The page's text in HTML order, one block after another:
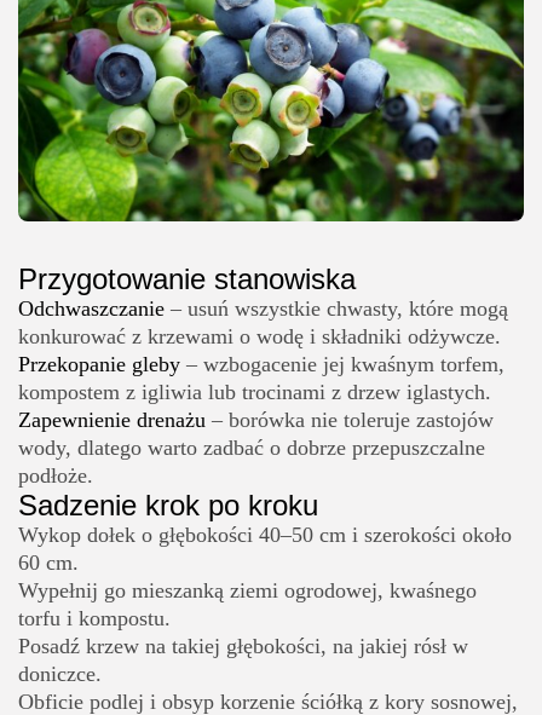
Przygotowanie stanowiska
Odchwaszczanie – usuń wszystkie chwasty, które mogą
konkurować z krzewami o wodę i składniki odżywcze.
Przekopanie gleby – wzbogacenie jej kwaśnym torfem,
kompostem z igliwia lub trocinami z drzew iglastych.
Zapewnienie drenażu – borówka nie toleruje zastojów
wody, dlatego warto zadbać o dobrze przepuszczalne
podłoże.
Sadzenie krok po kroku
Wykop dołek o głębokości 40–50 cm i szerokości około
60 cm.
Wypełnij go mieszanką ziemi ogrodowej, kwaśnego
torfu i kompostu.
Posadź krzew na takiej głębokości, na jakiej rósł w
doniczce.
Obficie podlej i obsyp korzenie ściółką z kory sosnowej,